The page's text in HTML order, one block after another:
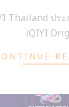
Thailand ประ
iQIYI